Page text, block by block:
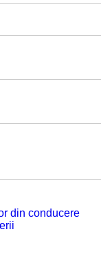
din conducere